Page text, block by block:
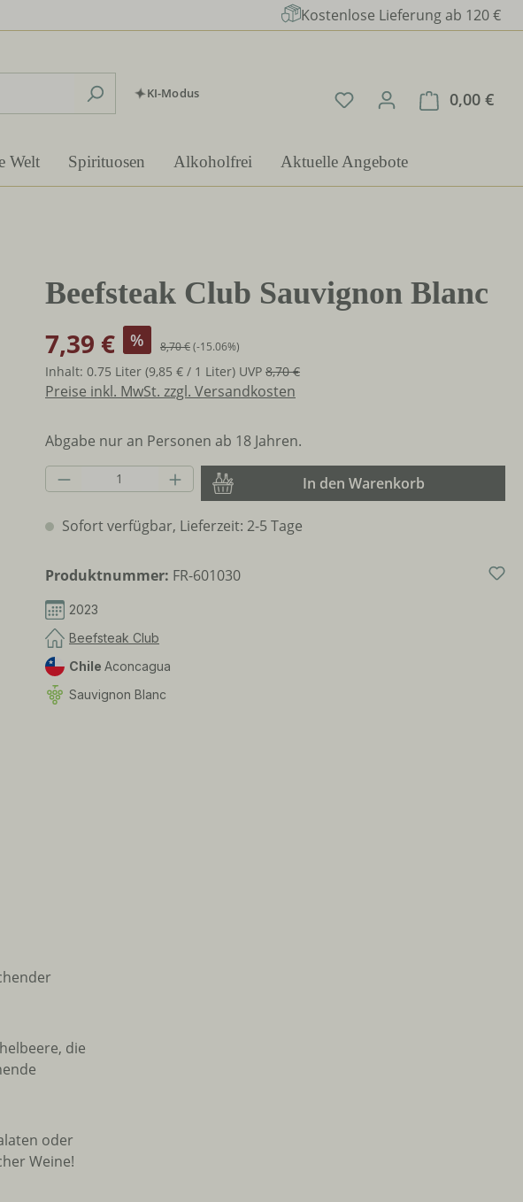
Kostenlose Lieferung ab 120 €
KI-Modus Du hast 0 Produkte auf
0,00 €
Welt Spirituosen Alkoholfrei Aktuelle Angebote
Beefsteak Club Sauvignon Blanc
7,39 € % 8,70 €(-15.06%)
Inhalt: 0.75 Liter (9,85 € / 1 Liter) UVP 8,70 €
Preise inkl. MwSt. zzgl. Versandkosten
Abgabe nur an Personen ab 18 Jahren.
Produkt Anzahl: Gib den gewünschten Wert
In den Warenkorb
Sofort verfügbar, Lieferzeit: 2-5 Tage
Produktnummer: FR-601030
2023
Beefsteak Club
Chile Aconcagua
Sauvignon Blanc
die
oder
Weine!